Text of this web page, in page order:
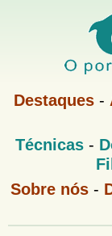
o
G
f
i
M
u
Destaques-
M
e
P
Técnicas-
G
Sobre nós -